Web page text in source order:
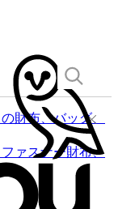
財布、バッグ、
ァスナー財布、